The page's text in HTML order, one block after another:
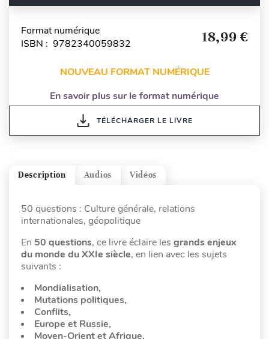
Format numérique
ISBN : 9782340059832
18,99 €
NOUVEAU FORMAT NUMÉRIQUE
En savoir plus sur le format numérique
TÉLÉCHARGER LE LIVRE
Vidéos
Audios
Description
50 questions : Culture générale, relations
internationales, géopolitique
En 50 questions, ce livre éclaire les grands enjeux
du monde du XXIe siècle, en lien avec les sujets
suivants :
Mondialisation,
Mutations politiques,
Conflits,
Europe et Russie,
Moyen-Orient et Afrique,